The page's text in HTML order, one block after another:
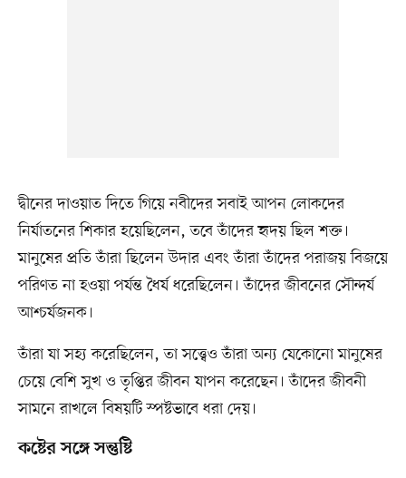
দ্বীনের দাওয়াত দিতে গিয়ে নবীদের সবাই আপন লোকদের
নির্যাতনের শিকার হয়েছিলেন, তবে তাঁদের হৃদয় ছিল শক্ত।
মানুষের প্রতি তাঁরা ছিলেন উদার এবং তাঁরা তাঁদের পরাজয় বিজয়ে
পরিণত না হওয়া পর্যন্ত ধৈর্য ধরেছিলেন। তাঁদের জীবনের সৌন্দর্য
আশ্চর্যজনক।
তাঁরা যা সহ্য করেছিলেন, তা সত্ত্বেও তাঁরা অন্য যেকোনো মানুষের
চেয়ে বেশি সুখ ও তৃপ্তির জীবন যাপন করেছেন। তাঁদের জীবনী
সামনে রাখলে বিষয়টি স্পষ্টভাবে ধরা দেয়।
কষ্টের সঙ্গে সন্তুষ্টি